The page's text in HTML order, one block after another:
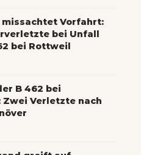
Vorfahrt:
bei Unfall
bei Rottweil
B 462 bei
Zwei Verletzte nach